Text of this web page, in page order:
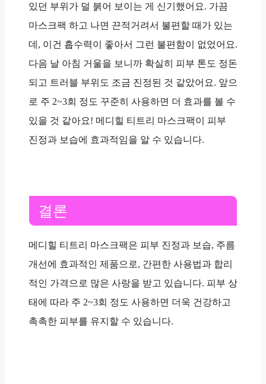
있던 부위가 덜 붉어 보이는 게 신기했어요. 가끔
마스크팩 하고 나면 끈적거려서 불편할 때가 있는
데, 이건 흡수력이 좋아서 그런 불편함이 없었어요.
다음 날 아침 거울을 보니까 확실히 피부 톤도 정돈
되고 트러블 부위도 조금 진정된 것 같았어요. 앞으
로 주 2~3회 정도 꾸준히 사용하면 더 효과를 볼 수
있을 것 같아요! 메디힐 티트리 마스크팩이 피부
진정과 보습에 효과적임을 알 수 있습니다.
결론
메디힐 티트리 마스크팩은 피부 진정과 보습, 주름
개선에 효과적인 제품으로, 간편한 사용법과 합리
적인 가격으로 많은 사랑을 받고 있습니다. 피부 상
태에 따라 주 2~3회 정도 사용하면 더욱 건강하고
촉촉한 피부를 유지할 수 있습니다.